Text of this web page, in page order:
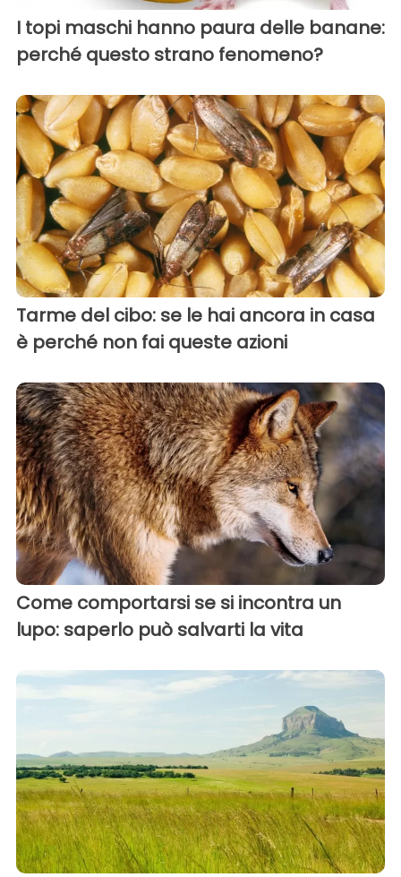
I topi maschi hanno paura delle banane:
perché questo strano fenomeno?
Tarme del cibo: se le hai ancora in casa
è perché non fai queste azioni
Come comportarsi se si incontra un
lupo: saperlo può salvarti la vita